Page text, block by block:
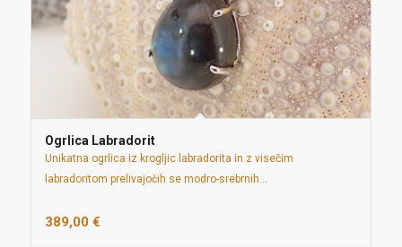
Ogrlica Labradorit
Unikatna ogrlica iz krogljic labradorita in z visečim
labradoritom prelivajočih se modro-srebrnih…
389,00 €